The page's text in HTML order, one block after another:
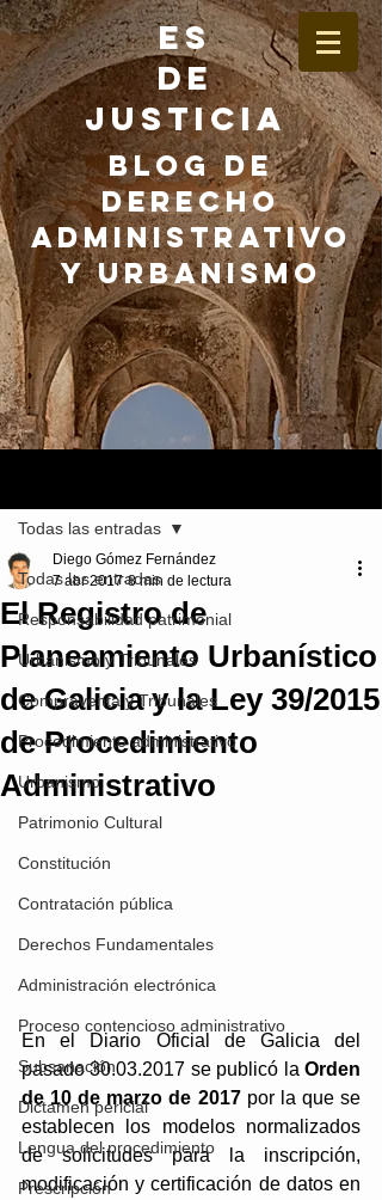
ES
DE
JUSTICIA
BLOG DE
DERECHO
ADMINISTRATIVO
Y URBANISMO
Todas las entradas
Responsabilidad patrimonial
Urbanismo y Tribunales
Compraventa y Tribunales
Procedimiento administrativo
Urbanismo
Patrimonio Cultural
Constitución
Contratación pública
Derechos Fundamentales
Administración electrónica
Proceso contencioso administrativo
Subsanación
Dictamen pericial
Lengua del procedimiento
Prescripción
Todas las entradas
El Registro de
Planeamiento Urbanístico
de Galicia y la Ley 39/2015
de Procedimiento
Administrativo
Diego Gómez Fernández
7 abr 2017 8 min de lectura
En el Diario Oficial de Galicia del
pasado 30.03.2017 se publicó l a Orden
de 10 de marzo de 2017 por la que se
establecen los modelos normalizados
de solicitudes para la inscripción,
modificación y certificación de datos en